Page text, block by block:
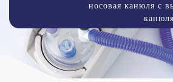
носовая канюля с